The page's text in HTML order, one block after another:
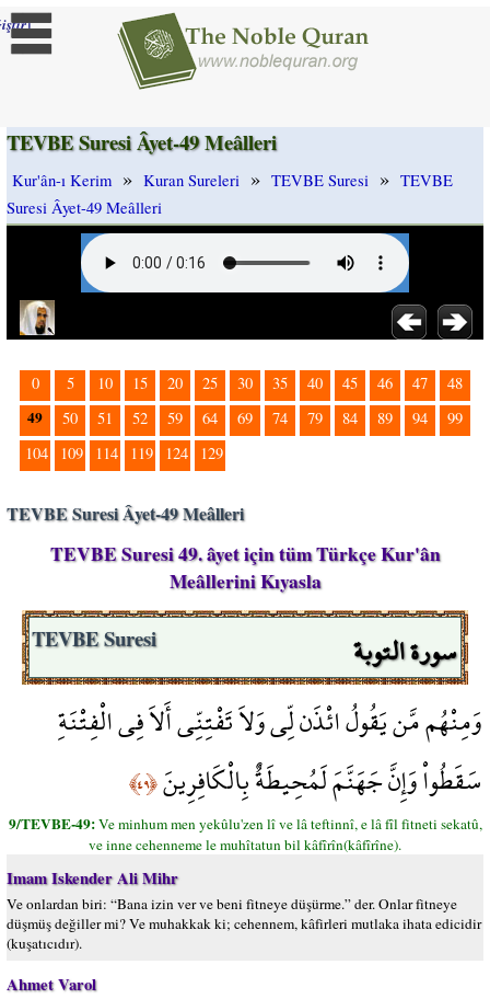
]
TEVBE Suresi Âyet-49 Meâlleri
Kur'ân-ı Kerim » Kuran Sureleri » TEVBE Suresi » TEVBE
Suresi Âyet-49 Meâlleri
0 5 10 15 20 25 30 35 40 45 46 47 48
49 50 51 52 59 64 69 74 79 84 89 94
99
104
109 114 119 124 129
TEVBE Suresi Âyet-49 Meâlleri
TEVBE Suresi 49. âyet için tüm Türkçe Kur'ân
Meâllerini Kıyasla
سورة التوبة TEVBE Suresi
وَمِنْهُم مَّن يَقُولُ ائْذَن لِّي وَلاَ تَفْتِنِّي أَلاَ فِي الْفِتْنَةِ
سَقَطُواْ وَإِنَّ جَهَنَّمَ لَمُحِيطَةٌ بِالْكَافِرِينَ﴿٤٩﴾
9/TEVBE-49:Ve minhum men yekûlu'zen lî ve lâ teftinnî, e lâ fîl fitneti sekatû,
ve inne cehenneme le muhîtatun bil kâfîrîn(kâfîrîne).
Imam Iskender Ali Mihr
Ve onlardan biri: “Bana izin ver ve beni fitneye düşürme.” der. Onlar fitneye
düşmüş değiller mi? Ve muhakkak ki; cehennem, kâfirleri mutlaka ihata edicidir
(kuşatıcıdır).
Ahmet Varol